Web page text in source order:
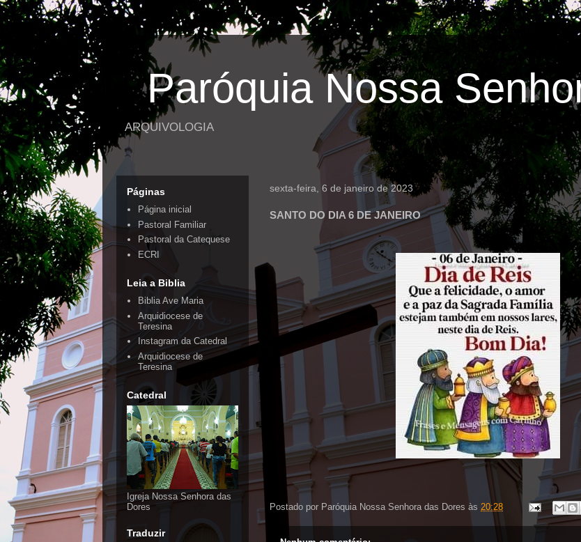
Paróquia Nossa
ARQUIVOLOGIA
sexta-feira, 6 de janeiro de 2023
SANTO DO DIA 6 DE JANEIRO
Postado por Paróquia Nossa Senhora das Dores às 20:28
Páginas
Página inicial
Pastoral Familiar
Pastoral da Catequese
ECRI
Leia a Biblia
Biblia Ave Maria
Arquidiocese de
Teresina
Instagram da Catedral
Arquidiocese de
Teresina
Catedral
Igreja Nossa Senhora das
Dores
Traduzir